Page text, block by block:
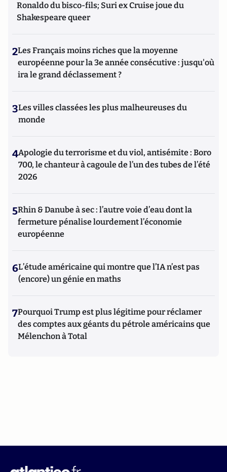
Ronaldo du bisco-fils; Suri ex Cruise joue du
Shakespeare queer
2Les Français moins riches que la moyenne
européenne pour la 3e année consécutive : jusqu'où
ira le grand déclassement ?
3Les villes classées les plus malheureuses du
monde
4Apologie du terrorisme et du viol, antisémite : Boro
700, le chanteur à cagoule de l’un des tubes de l’été
2026
5Rhin & Danube à sec : l’autre voie d’eau dont la
fermeture pénalise lourdement l’économie
européenne
6L’étude américaine qui montre que l’IA n’est pas
(encore) un génie en maths
7Pourquoi Trump est plus légitime pour réclamer
des comptes aux géants du pétrole américains que
Mélenchon à Total